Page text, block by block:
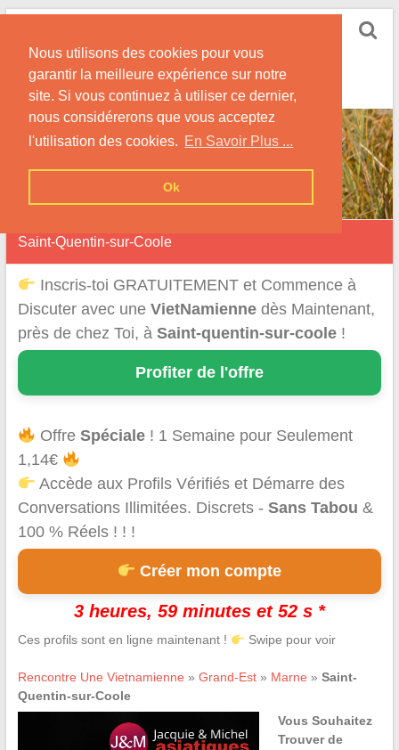
Nous utilisons des cookies pour vous
garantir la meilleure expérience sur notre
site. Si vous continuez à utiliser ce dernier,
nous considérerons que vous acceptez
l'utilisation des cookies. En Savoir Plus ...
Ok
Skip
contentVietnamienne
Rencontre une Célibataire Originaire du VietNam !
Saint-Quentin-sur-Coole
Inscris-toi GRATUITEMENT et Commence à
Discuter avec une VietNamiennedès Maintenant,
près de chez Toi, à Saint-quentin-sur-coole!
Profiter de l'offre
OffreSpéciale ! 1 Semaine pour Seulement
1,14€
Accède aux Profils Vérifiés et Démarre des
Conversations Illimitées. Discrets - Sans Tabou &
100 % Réels ! ! !
Créer mon compte
3 heures, 59 minutes et 52 s *
Ces profils sont en ligne maintenant ! Swipe pour voir
Rencontre Une Vietnamienne » Grand-Est» Marne » Saint-
Quentin-sur-Coole
Vous Souhaitez
Trouver de